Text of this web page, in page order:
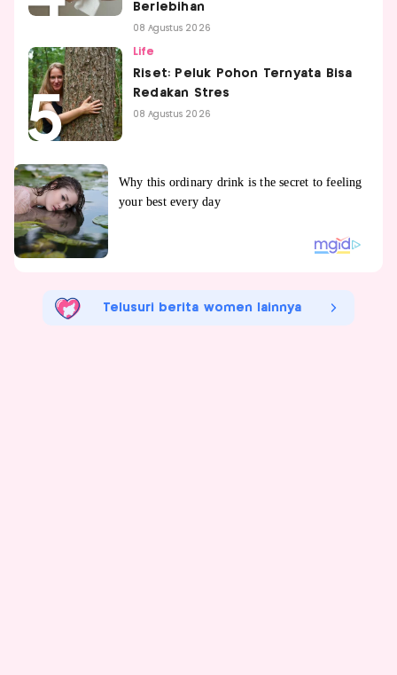
Berlebihan
08 Agustus 2026
Life
Riset: Peluk Pohon Ternyata Bisa
Redakan Stres
08 Agustus 2026
Telusuri berita women lainnya